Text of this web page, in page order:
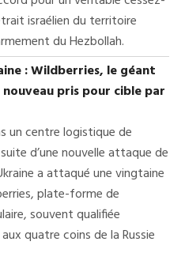
israélien du territoire
du Hezbollah.
: Wildberries, le géant
nouveau pris pour cible par
un centre logistique de
d’une nouvelle attaque de
a attaqué une vingtaine
plate-forme de
souvent qualifiée
quatre coins de la Russie